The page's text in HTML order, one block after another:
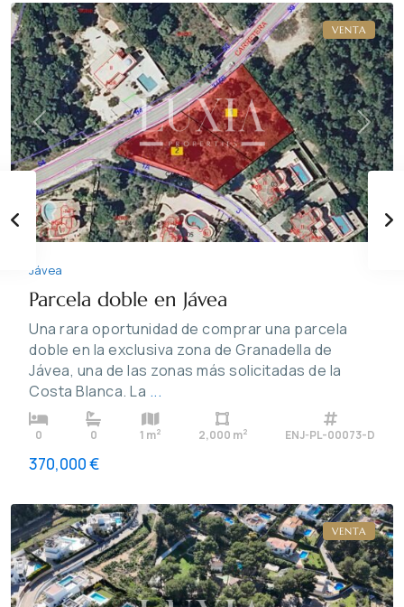
Previous Next
VENTA
Jávea
Parcela doble en Jávea
Una rara oportunidad de comprar una parcela
doble en la exclusiva zona de Granadella de
Jávea, una de las zonas más solicitadas de la
Costa Blanca. La ...
0 0 1 m2 2,000 m2 ENJ-PL-00073-D
370,000 €
Arenal,
VENTA